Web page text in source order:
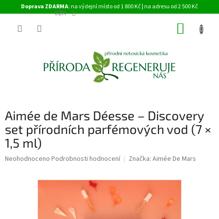
na
Doprava ZDARMA: na výdejní místo od 1 800 Kč | na adresu od 2 500 Kč
CZK
Aimée de Mars Déesse – Discovery
set přírodních parfémových vod (7 ×
1,5 ml)
Průměrné
Neohodnoceno Podrobnosti hodnocení Značka: Aimée De Mars